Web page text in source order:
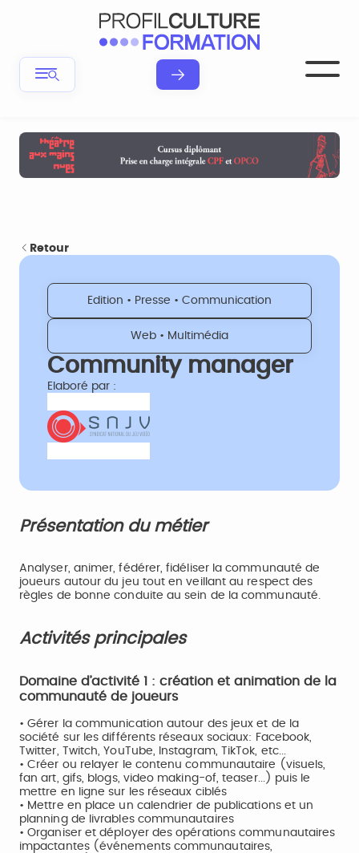
Retour
Edition • Presse • Communication
Web • Multimédia
Community manager
Elaboré par :
Présentation du métier
Analyser, animer, fédérer, fidéliser la communauté de
joueurs autour du jeu tout en veillant au respect des
règles de bonne conduite au sein de la communauté.
Activités principales
Domaine d’activité 1 : création et animation de la
communauté de joueurs
• Gérer la communication autour des jeux et de la
société sur les différents réseaux sociaux: Facebook,
Twitter, Twitch, YouTube, Instagram, TikTok, etc...
• Créer ou relayer le contenu communautaire (visuels,
fan art, gifs, blogs, video making-of, teaser...) puis le
mettre en ligne sur les réseaux ciblés
• Mettre en place un calendrier de publications et un
planning de livrables communautaires
• Organiser et déployer des opérations communautaires
impactantes (événements communautaires,